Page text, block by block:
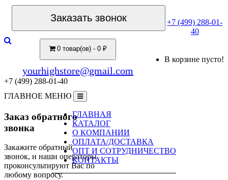
Заказать звонок
+7 (499) 288-01-
40
0 товар(ов) - 0 ₽
В корзине пусто!
yourhighstore@gmail.com
+7 (499) 288-01-40
ГЛАВНОЕ МЕНЮ
ГЛАВНАЯ
КАТАЛОГ
О КОМПАНИИ
ОПЛАТА/ДОСТАВКА
ОПТ И СОТРУДНИЧЕСТВО
КОНТАКТЫ
Заказ обратного
звонка
Закажите обратный
звонок, и наши операторы
проконсультируют Вас по
любому вопросу.